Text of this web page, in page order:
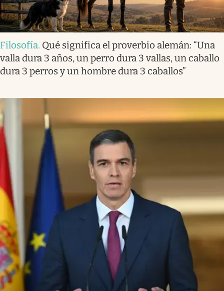
Filosofía. Qué significa el proverbio alemán: “Una
valla dura 3 años, un perro dura 3 vallas, un caballo
dura 3 perros y un hombre dura 3 caballos”